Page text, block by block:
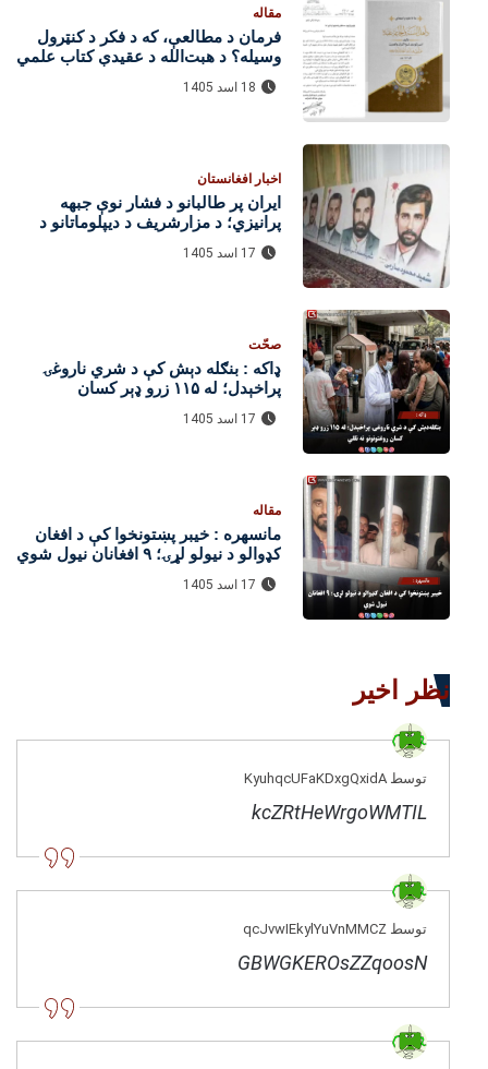
مقاله
فرمان د مطالعې، که د فکر د کنټرول
وسیله؟ د هبت‌الله د عقیدې کتاب علمي
ارزونه
18 اسد 1405
اخبار افغانستان
ایران پر طالبانو د فشار نوې جبهه
پرانیزي؛ د مزارشریف د دیپلوماتانو د
وژنې دوسیه بیا راپورته شوه
17 اسد 1405
صحّت
ډاکه : بنګله‌ دېش کې د شري ناروغۍ
پراخېدل؛ له ۱۱۵ زرو ډېر کسان
روغتونونو ته تللي
17 اسد 1405
مقاله
مانسهره : خیبر پښتونخوا کې د افغان
کډوالو د نیولو لړۍ؛ ۹ افغانان نیول شوي
17 اسد 1405
نظر اخیر
توسط KyuhqcUFaKDxgQxidA
kcZRtHeWrgoWMTIL
توسط qcJvwIEkylYuVnMMCZ
GBWGKEROsZZqoosN